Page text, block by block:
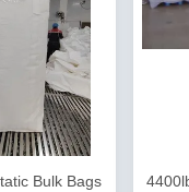
Bulk Bags